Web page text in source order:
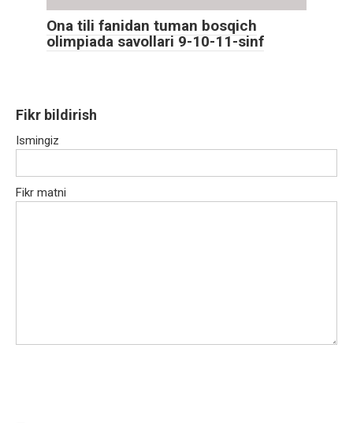
Ona tili fanidan tuman bosqich
olimpiada savollari 9-10-11-sinf
Fikr bildirish
Ismingiz
Fikr matni